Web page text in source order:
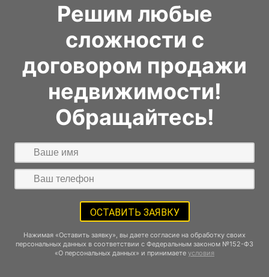
Решим любые
сложности с
договором продажи
недвижимости!
Обращайтесь!
Нажимая «Оставить заявку», вы даете согласие на обработку своих
персональных данных в соответствии с Федеральным законом №152-ФЗ
«О персональных данных» и принимаете условия